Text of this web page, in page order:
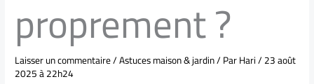
proprement ?
Laisser un commentaire/Astuces maison & jardin/ ParHari/23 août
2025 à 22h24